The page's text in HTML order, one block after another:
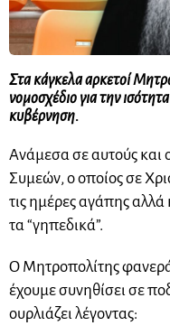
Στα κάγκελα αρκετοί
νομοσχέδιο για την
κυβέρνηση.
Ανάμεσα σε αυτούς και
Συμεών, ο οποίος σε
τις ημέρες αγάπης αλλά
τα “γηπεδικά”.
Ο Μητροπολίτης
έχουμε συνηθίσει σε
ουρλιάζει λέγοντας: